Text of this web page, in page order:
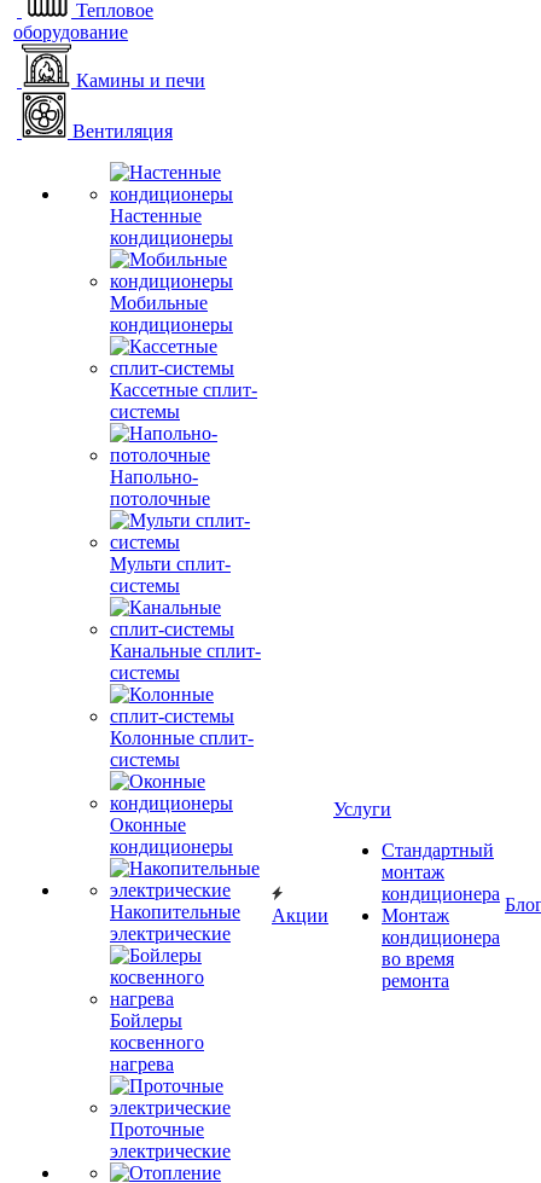
Тепловое
оборудование
Камины и печи
Вентиляция
Настенные
кондиционеры
Мобильные
кондиционеры
Кассетные сплит-
системы
Напольно-
потолочные
Мульти сплит-
системы
Канальные сплит-
системы
Колонные сплит-
системы
Оконные
кондиционеры
Накопительные
электрические
Бойлеры
косвенного
нагрева
Проточные
электрические
Акции
Услуги
Стандартный
монтаж
кондиционера
Монтаж
кондиционера
во время
ремонта